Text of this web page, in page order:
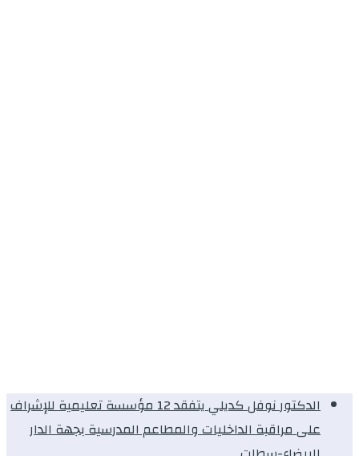
الدكتور نوفل كديلي يتفقد 12 مؤسسة تعليمية للإشراف
على مراقبة الداخليات والمطاعم المدرسية بجهة الدار